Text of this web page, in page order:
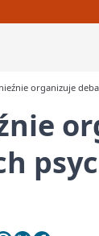
organizuje